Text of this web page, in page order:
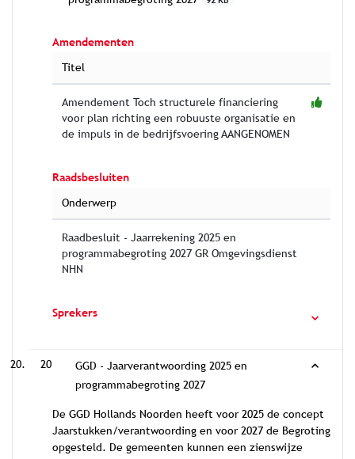
Amendementen
Titel
Amendement Toch structurele financiering
voor plan richting een robuuste organisatie en
de impuls in de bedrijfsvoering AANGENOMEN
Raadsbesluiten
Onderwerp
Raadbesluit - Jaarrekening 2025 en
programmabegroting 2027 GR Omgevingsdienst
NHN
Sprekers
20
GGD - Jaarverantwoording 2025 en
programmabegroting 2027
De GGD Hollands Noorden heeft voor 2025 de concept
Jaarstukken/verantwoording en voor 2027 de Begroting
opgesteld. De gemeenten kunnen een zienswijze